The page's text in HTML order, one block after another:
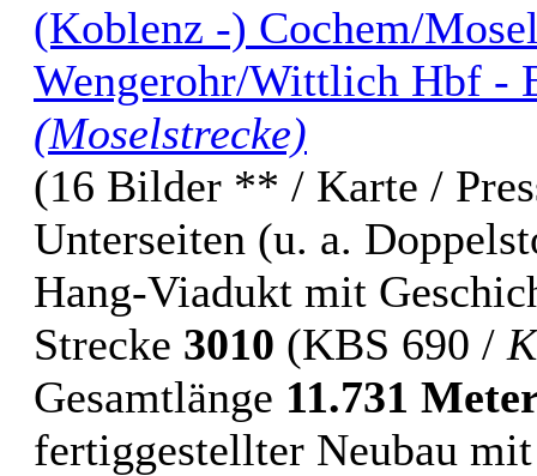
(Koblenz -) Cochem/
Wengerohr/Wittlich Hbf -
(Moselstrecke)
(16 Bilder ** / Karte /
Unterseiten (u. a.
Hang-Viadukt mit
Strecke 3010 (KBS 690 /
Gesamtlänge 11.731
fertiggestellter Neubau